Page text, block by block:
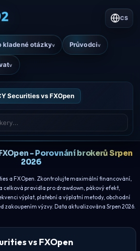
kladené otázkyv Průvodciv
v
CS
Securities vs FXOpen
- Porovnání brokerů Srpen
2026
a FXOpen. Zkontrolujte maximální financování,
celková pravidla pro drawdown, pákový efekt,
výplat, platební a výplatní metody, obchodní
zakoupením výzvy. Data aktualizována Srpen 2026.
vs FXOpen